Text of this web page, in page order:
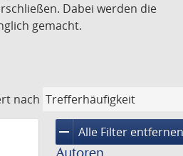
Dabei werden die
gemacht.
nach
remove Alle Filter entfernen